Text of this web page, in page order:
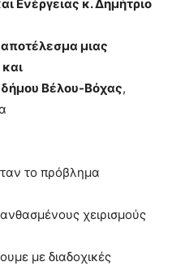
Ενέργειας κ. Δημήτριο
μιας
Βέλου-Βόχας,
το πρόβλημα
χειρισμούς
με διαδοχικές